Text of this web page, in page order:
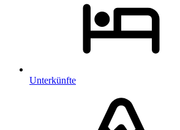
Unterkünfte